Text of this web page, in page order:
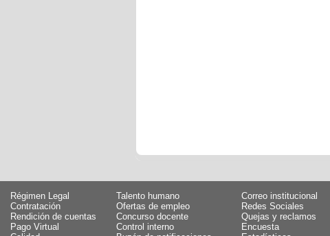
Régimen Legal
Talento humano
Contratación
Ofertas de empleo
Rendición de cuentas
Concurso docente
Pago Virtual
Control interno
Correo institucional
Redes Sociales
Quejas y reclamos
Encuesta